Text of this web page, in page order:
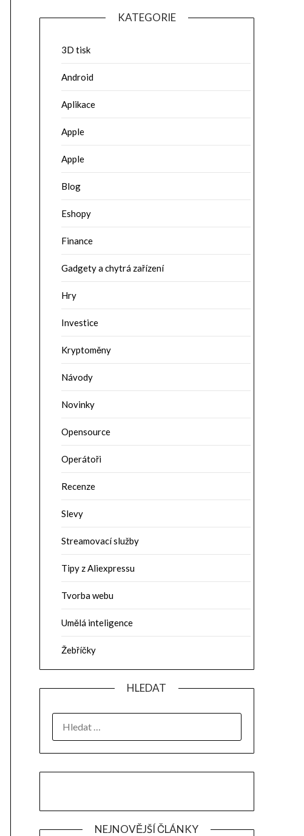
KATEGORIE
3D tisk
Android
Aplikace
Apple
Apple
Blog
Eshopy
Finance
Gadgety a chytrá zařízení
Hry
Investice
Kryptoměny
Návody
Novinky
Opensource
Operátoři
Recenze
Slevy
Streamovací služby
Tipy z Aliexpressu
Tvorba webu
Umělá inteligence
Žebříčky
HLEDAT
NEJNOVĚJŠÍ ČLÁNKY